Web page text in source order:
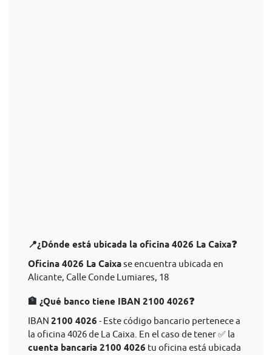
📍¿Dónde está ubicada la oficina 4026 La Caixa❓
Oficina 4026 La Caixase encuentra ubicada en
Alicante, Calle Conde Lumiares, 18
🏦 ¿Qué banco tiene IBAN 2100 4026❓
IBAN 2100 4026 - Este código bancario pertenece a
la oficina 4026 de La Caixa. En el caso de tener ✅ la
cuenta bancaria 2100 4026 tu oficina está ubicada